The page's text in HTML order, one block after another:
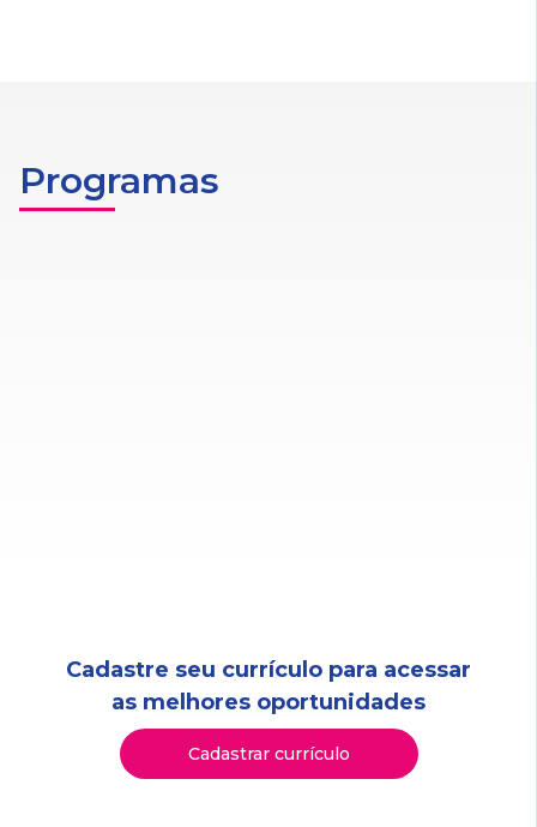
Programas
Cadastre seu currículo para acessar
as melhores oportunidades
Cadastrar currículo